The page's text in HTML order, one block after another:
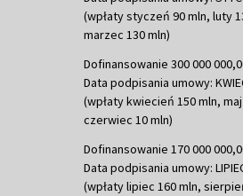
(wpłaty styczeń 90 mln, luty
marzec 130 mln)
Dofinansowanie 300 000
Data podpisania umowy:
(wpłaty kwiecień 150 mln,
czerwiec 10 mln)
Dofinansowanie 170 000
Data podpisania umowy:
(wpłaty lipiec 160 mln,